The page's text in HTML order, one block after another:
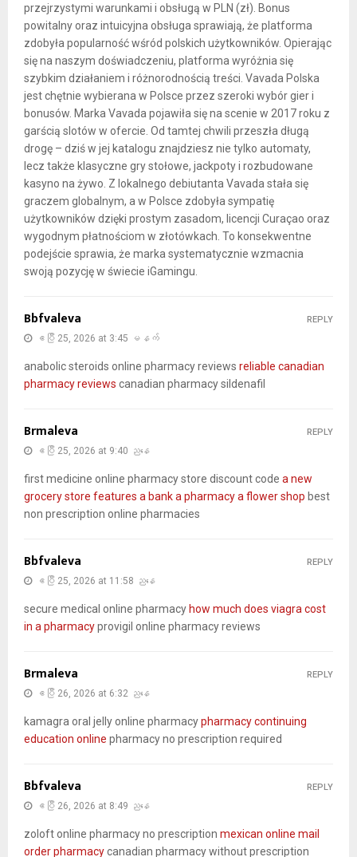
przejrzystymi warunkami i obsługą w PLN (zł). Bonus
powitalny oraz intuicyjna obsługa sprawiają, że platforma
zdobyła popularność wśród polskich użytkowników. Opierając
się na naszym doświadczeniu, platforma wyróżnia się
szybkim działaniem i różnorodnością treści. Vavada Polska
jest chętnie wybierana w Polsce przez szeroki wybór gier i
bonusów. Marka Vavada pojawiła się na scenie w 2017 roku z
garścią slotów w ofercie. Od tamtej chwili przeszła długą
drogę – dziś w jej katalogu znajdziesz nie tylko automaty,
lecz także klasyczne gry stołowe, jackpoty i rozbudowane
kasyno na żywo. Z lokalnego debiutanta Vavada stała się
graczem globalnym, a w Polsce zdobyła sympatię
użytkowników dzięki prostym zasadom, licencji Curaçao oraz
wygodnym płatnościom w złotówkach. To konsekwentne
podejście sprawia, że marka systematycznie wzmacnia
swoją pozycję w świecie iGamingu.
Bbfvaleva
ဧပြီ 25, 2026 at 3:45 မနက်
anabolic steroids online pharmacy reviews reliable canadian
pharmacy reviews canadian pharmacy sildenafil
REPLY
Brmaleva
ဧပြီ 25, 2026 at 9:40 ညနေ
first medicine online pharmacy store discount code a new
grocery store features a bank a pharmacy a flower shop best
non prescription online pharmacies
REPLY
Bbfvaleva
ဧပြီ 25, 2026 at 11:58 ညနေ
secure medical online pharmacy how much does viagra cost
in a pharmacyprovigil online pharmacy reviews
REPLY
Brmaleva
ဧပြီ 26, 2026 at 6:32 ညနေ
kamagra oral jelly online pharmacypharmacy continuing
education online pharmacy no prescription required
REPLY
Bbfvaleva
ဧပြီ 26, 2026 at 8:49 ညနေ
zoloft online pharmacy no prescription mexican online mail
order pharmacycanadian pharmacy without prescription
REPLY